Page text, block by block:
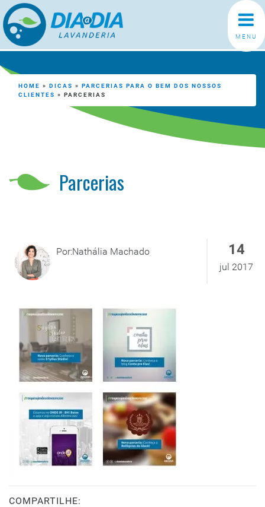
MENU
Parcerias
HOME » DICAS » PARCERIAS PARA O BEM DOS NOSSOS
CLIENTES » PARCERIAS
Por:Nathália Machado 14
jul 2017
COMPARTILHE: